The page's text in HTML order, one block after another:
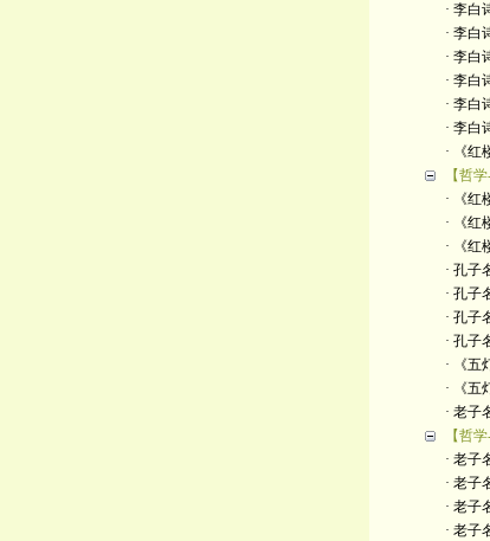
· 李白
· 李白
· 李白
· 李白
· 李白
· 李白
· 《红
【哲学
· 《红
· 《红
· 《红
· 孔子
· 孔子
· 孔子
· 孔子
· 《五
· 《五
· 老子
【哲学
· 老子
· 老子
· 老子
· 老子